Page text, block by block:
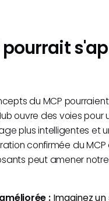
pourrait
du MCP
ouvre des voies pour
plus intelligentes et
confirmée du
peut amener
:Imaginez un